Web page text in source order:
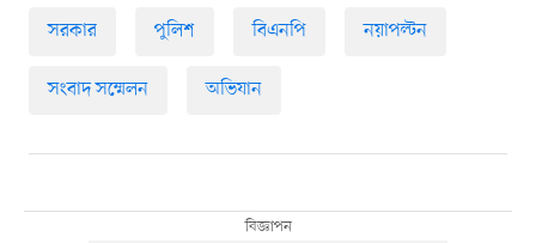
সরকার পুলিশ বিএনপি নয়াপল্টন
সংবাদ সম্মেলন অভিযান